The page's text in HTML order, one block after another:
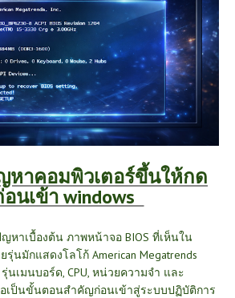
หาคอมพิวเตอร์ขึ้นให้กด
อนเข้า windows
หาเบื้องต้น ภาพหน้าจอ BIOS ที่เห็นใน
รุ่นมักแสดงโลโก้ American Megatrends
เมนบอร์ด, CPU, หน่วยความจำ และ
เป็นขั้นตอนสำคัญก่อนเข้าสู่ระบบปฏิบัติการ